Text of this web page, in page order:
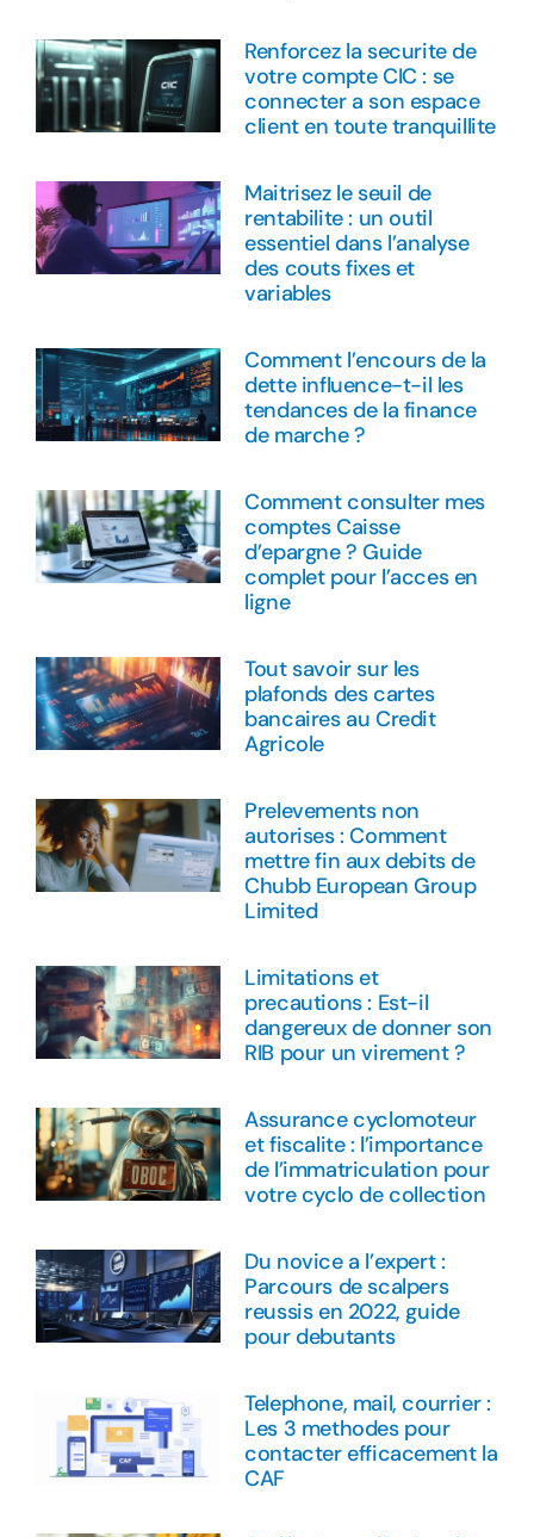
Renforcez la securite de
votre compte CIC : se
connecter a son espace
client en toute tranquillite
Maitrisez le seuil de
rentabilite : un outil
essentiel dans l’analyse
des couts fixes et
variables
Comment l’encours de la
dette influence-t-il les
tendances de la finance
de marche ?
Comment consulter mes
comptes Caisse
d’epargne ? Guide
complet pour l’acces en
ligne
Tout savoir sur les
plafonds des cartes
bancaires au Credit
Agricole
Prelevements non
autorises : Comment
mettre fin aux debits de
Chubb European Group
Limited
Limitations et
precautions : Est-il
dangereux de donner son
RIB pour un virement ?
Assurance cyclomoteur
et fiscalite : l’importance
de l’immatriculation pour
votre cyclo de collection
Du novice a l’expert :
Parcours de scalpers
reussis en 2022, guide
pour debutants
Telephone, mail, courrier :
Les 3 methodes pour
contacter efficacement la
CAF